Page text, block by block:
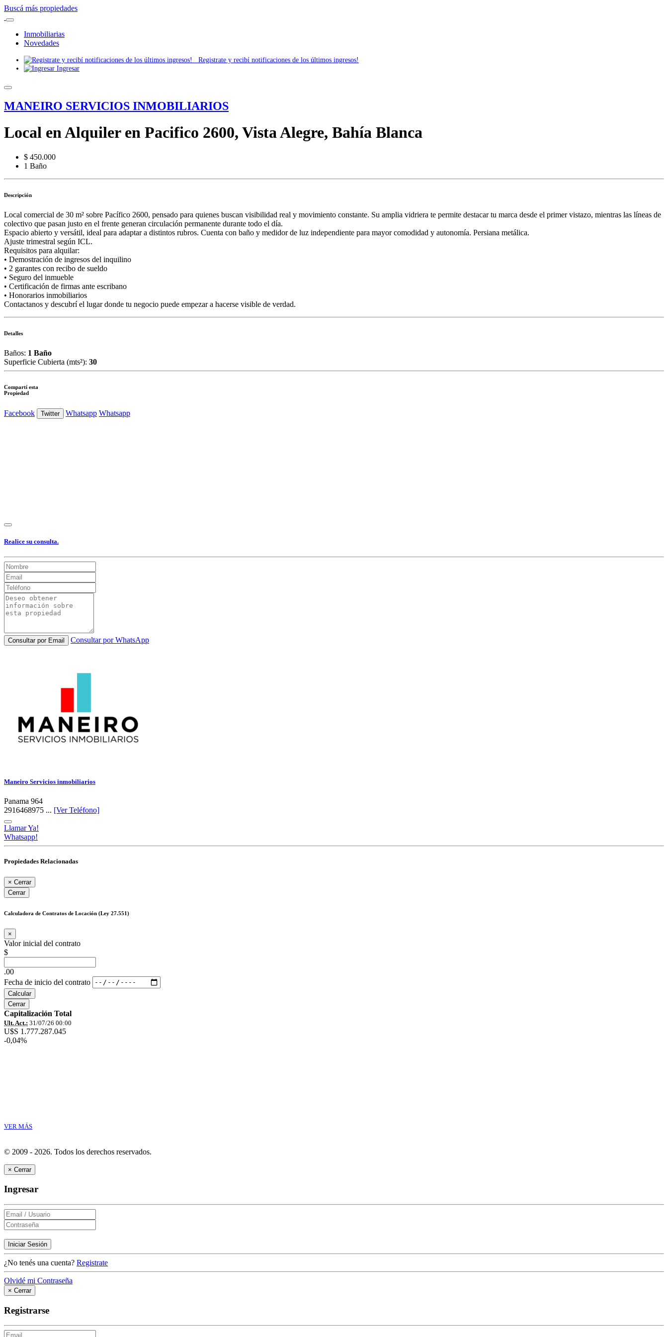
Buscá más propiedades
Inmobiliarias
Novedades
Registrate y recibí notificaciones de los últimos ingresos!
Ingresar
MANEIRO SERVICIOS INMOBILIARIOS
Local en Alquiler en Pacifico 2600, Vista Alegre, Bahía Blanca
$ 450.000
1 Baño
Descripción
Local comercial de 30 m² sobre Pacífico 2600, pensado para quienes buscan visibilidad real y movimiento constante. Su amplia vidriera te permite destacar tu marca desde el primer vistazo, mientras las líneas de
colectivo que pasan justo en el frente generan circulación permanente durante todo el día.
Espacio abierto y versátil, ideal para adaptar a distintos rubros. Cuenta con baño y medidor de luz independiente para mayor comodidad y autonomía. Persiana metálica.
Ajuste trimestral según ICL.
Requisitos para alquilar:
• Demostración de ingresos del inquilino
• 2 garantes con recibo de sueldo
• Seguro del inmueble
• Certificación de firmas ante escribano
• Honorarios inmobiliarios
Contactanos y descubrí el lugar donde tu negocio puede empezar a hacerse visible de verdad.
Detalles
Baños: 1 Baño
Superficie Cubierta (mts²): 30
Compartí esta
Propiedad
Facebook Twitter Whatsapp Whatsapp
Realice su consulta.
Consultar por Email Consultar por WhatsApp
Maneiro Servicios inmobiliarios
Panama 964
2916468975 ... [Ver Teléfono]
Llamar Ya!
Whatsapp!
Propiedades Relacionadas
× Cerrar
Cerrar
Calculadora de Contratos de Locación (Ley 27.551)
×
Valor inicial del contrato
$
.00
Fecha de inicio del contrato
Calcular
Cerrar
Capitalización Total
Ult. Act.: 31/07/26 00:00
U$S 1.777.287.045
-0,04%
VER MÁS
© 2009 - 2026. Todos los derechos reservados.
× Cerrar
Ingresar
Iniciar Sesión
¿No tenés una cuenta? Registrate
Olvidé mi Contraseña
× Cerrar
Registrarse